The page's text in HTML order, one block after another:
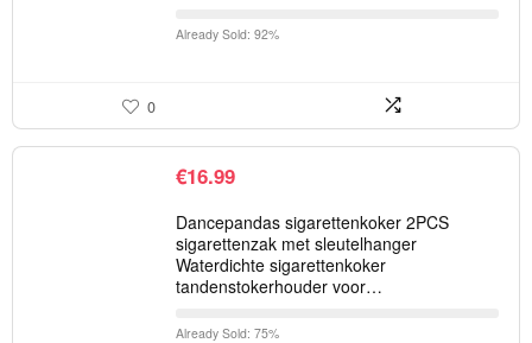
Already Sold: 92%
0
€16.99
Dancepandas sigarettenkoker 2PCS
sigarettenzak met sleutelhanger
Waterdichte sigarettenkoker
tandenstokerhouder voor…
Already Sold: 75%